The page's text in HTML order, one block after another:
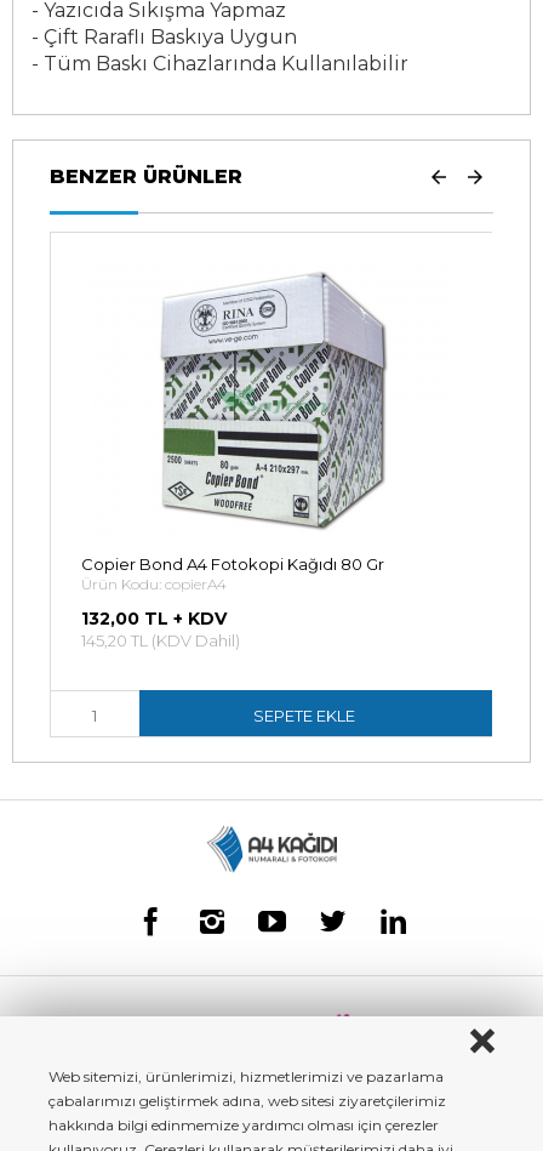
- Yazıcıda Sıkışma Yapmaz
- Çift Raraflı Baskıya Uygun
- Tüm Baskı Cihazlarında Kullanılabilir
BENZER ÜRÜNLER
Copier Bond A4 Fotokopi Kağıdı 80 Gr
Ürün Kodu: copierA4
132,00 TL + KDV
145,20 TL (KDV Dahil)
SEPETE EKLE
Web sitemizi, ürünlerimizi, hizmetlerimizi ve pazarlama
çabalarımızı geliştirmek adına, web sitesi ziyaretçilerimiz
hakkında bilgi edinmemize yardımcı olması için çerezler